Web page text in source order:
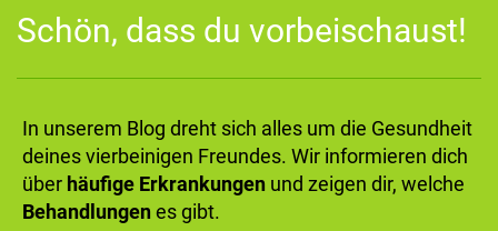
Schön, dass du vorbeischaust!
In unserem Blog dreht sich alles um die Gesundheit
deines vierbeinigen Freundes. Wir informieren dich
über häufige Erkrankungen und zeigen dir, welche
Behandlungenes gibt.